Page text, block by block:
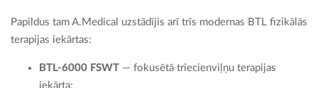
Papildus tam A.Medical uzstādījis arī trīs modernas BTL fizikālās
terapijas iekārtas:
BTL-6000 FSWT — fokusētā triecienviļņu terapijas
iekārta;